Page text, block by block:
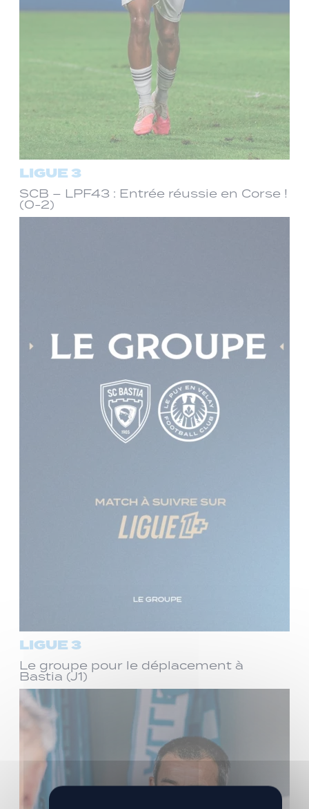
LIGUE 3
SCB – LPF43 : Entrée réussie en Corse !
(0-2)
LIGUE 3
Le groupe pour le déplacement à
Bastia (J1)